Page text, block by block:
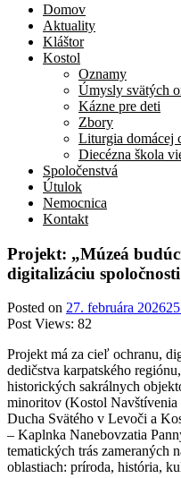
Domov
Aktuality
Kláštor
Kostol
Oznamy
Úmysly svätých
Kázne pre deti
Zbory
Liturgia domácej
Diecézna škola
Spoločenstvá
Útulok
Nemocnica
Kontakt
Projekt: „Múzeá
digitalizáciu
Posted on 27. februára 2026
Post Views: 82
Projekt má za cieľ ochranu,
dedičstva karpatského
historických sakrálnych
minoritov (Kostol
Ducha Svätého v Levoči a
– Kaplnka Nanebovzatia
tematických trás zameraných
oblastiach: príroda, história,